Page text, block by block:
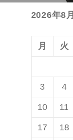
投
2026年8月
月 火
3 4
10 11
17 18